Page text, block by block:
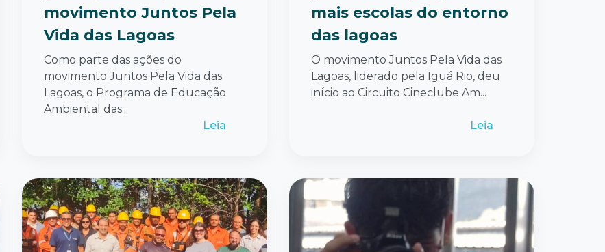
movimento Juntos Pela
Vida das Lagoas
Como parte das ações do
movimento Juntos Pela Vida das
Lagoas, o Programa de Educação
Ambiental das...
Leia
mais escolas do entorno
das lagoas
O movimento Juntos Pela Vida das
Lagoas, liderado pela Iguá Rio, deu
início ao Circuito Cineclube Am...
Leia